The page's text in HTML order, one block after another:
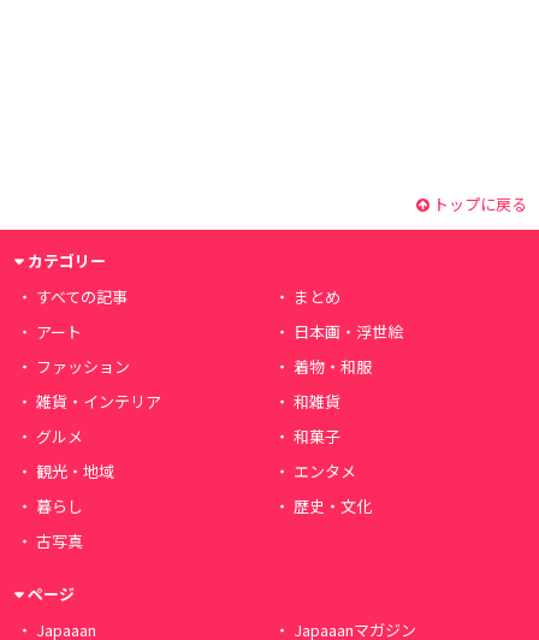
トップに戻る
カテゴリー
すべての記事
まとめ
アート
日本画・浮世絵
ファッション
着物・和服
雑貨・インテリア
和雑貨
グルメ
和菓子
観光・地域
エンタメ
暮らし
歴史・文化
古写真
ページ
Japaaan
Japaaanマガジン